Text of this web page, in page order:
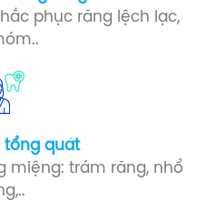
phục răng lệch lạc,
tổng quát
miệng: trám răng, nhổ